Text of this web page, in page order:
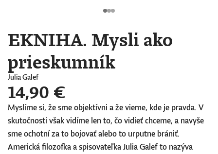
EKNIHA. Mysli ako
prieskumník
Julia Galef
14,90 €
Myslíme si, že sme objektívni a že vieme, kde je pravda. V
skutočnosti však vidíme len to, čo vidieť chceme, a navyše
sme ochotní za to bojovať alebo to urputne brániť.
Americká filozofka a spisovateľka Julia Galef to nazýva